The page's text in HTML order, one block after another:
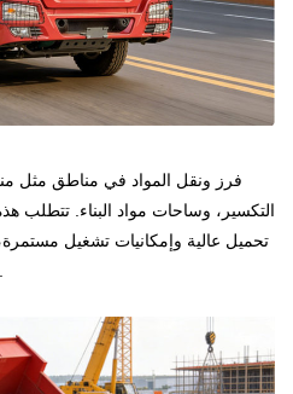
فرز ونقل المواد في مناطق مثل
التكسير، وساحات مواد البناء. تتطلب
تحميل عالية وإمكانيات تشغيل